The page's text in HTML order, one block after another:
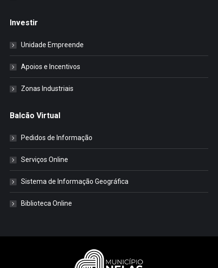
Investir
Unidade Empreende
Apoios e Incentivos
Zonas Industriais
Balcão Virtual
Pedidos de Informação
Serviços Online
Sistema de Informação Geográfica
Biblioteca Online